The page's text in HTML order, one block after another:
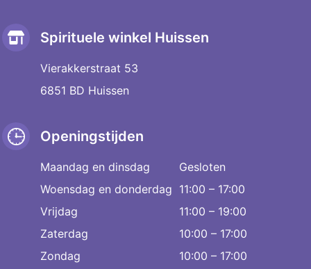
Spirituele winkel Huissen
Vierakkerstraat 53
6851 BD Huissen
Openingstijden
Maandag en dinsdag
Gesloten
Woensdag en donderdag 11:00 – 17:00
Vrijdag
11:00 – 19:00
Zaterdag
10:00 – 17:00
Zondag
10:00 – 17:00